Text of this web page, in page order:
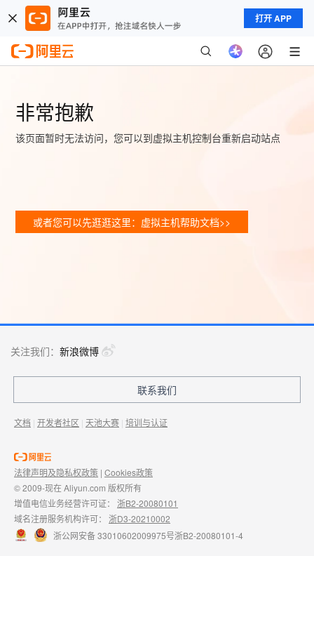
打开 APP
非常抱歉
该页面暂时无法访问，您可以到虚拟主机控制台重新启动站点
或者您可以先逛逛这里：虚拟主机帮助文档>>